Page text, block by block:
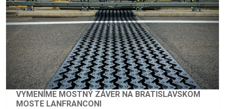
VYMENÍME MOSTNÝ ZÁVER NA BRATISLAVSKOM
MOSTE LANFRANCONI